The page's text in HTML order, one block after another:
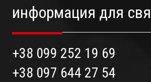
информация для
+38 099 252 19 69
+38 097 644 27 54